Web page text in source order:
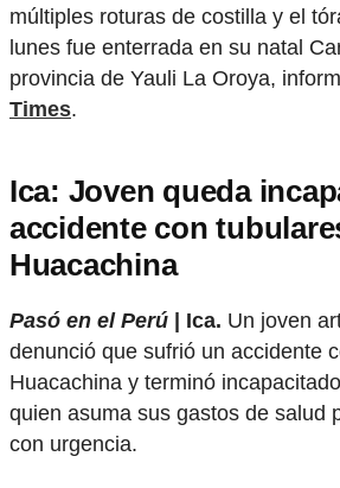
múltiples roturas de costilla y el
lunes fue enterrada en su natal
provincia de Yauli La Oroya,
Times.
Ica: Joven queda
accidente con
Huacachina
Pasó en el Perú | Ica. Un joven
denunció que sufrió un accidente
Huacachina y terminó
quien asuma sus gastos de salud
con urgencia.